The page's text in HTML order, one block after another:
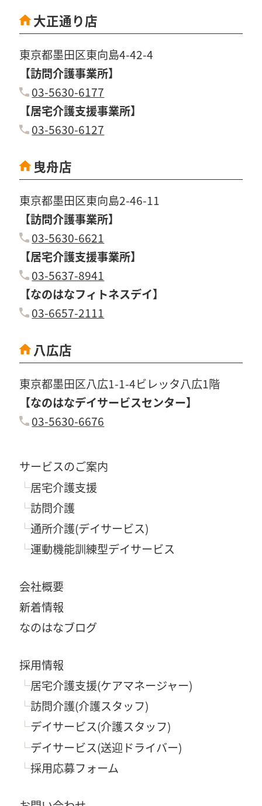
大正通り店
東京都墨田区東向島4-42-4
【訪問介護事業所】
03-5630-6177
【居宅介護支援事業所】
03-5630-6127
曳舟店
東京都墨田区東向島2-46-11
【訪問介護事業所】
03-5630-6621
【居宅介護支援事業所】
03-5637-8941
【なのはなフィトネスデイ】
03-6657-2111
八広店
東京都墨田区八広1-1-4ビレッタ八広1階
【なのはなデイサービスセンター】
03-5630-6676
サービスのご案内
居宅介護支援
訪問介護
通所介護(デイサービス)
運動機能訓練型デイサービス
会社概要
新着情報
なのはなブログ
採用情報
居宅介護支援(ケアマネージャー)
訪問介護(介護スタッフ)
デイサービス(介護スタッフ)
デイサービス(送迎ドライバー)
採用応募フォーム